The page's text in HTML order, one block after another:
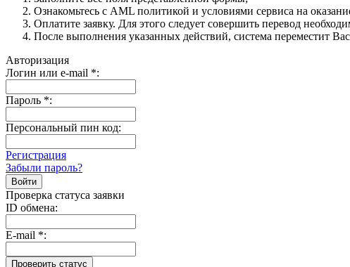
Ознакомьтесь с AML политикой и условиями сервиса на
Оплатите заявку. Для этого следует совершить перевод
После выполнения указанных действий, система переместит
Авторизация
Логин или e-mail *:
Пароль *:
Персональный пин код:
Регистрация
Забыли пароль?
Проверка статуса заявки
ID обмена:
E-mail *: